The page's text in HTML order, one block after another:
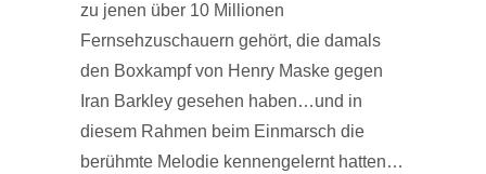
zu jenen über 10 Millionen
Fernsehzuschauern gehört, die damals
den Boxkampf von Henry Maske gegen
Iran Barkley gesehen haben…und in
diesem Rahmen beim Einmarsch die
berühmte Melodie kennengelernt hatten…